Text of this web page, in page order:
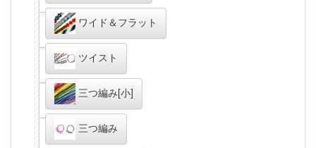
ワイド＆フラット
ツイスト
三つ編み[小]
三つ編み